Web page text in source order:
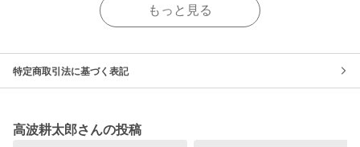
もっと見る
特定商取引法に基づく表記
高波耕太郎さんの投稿